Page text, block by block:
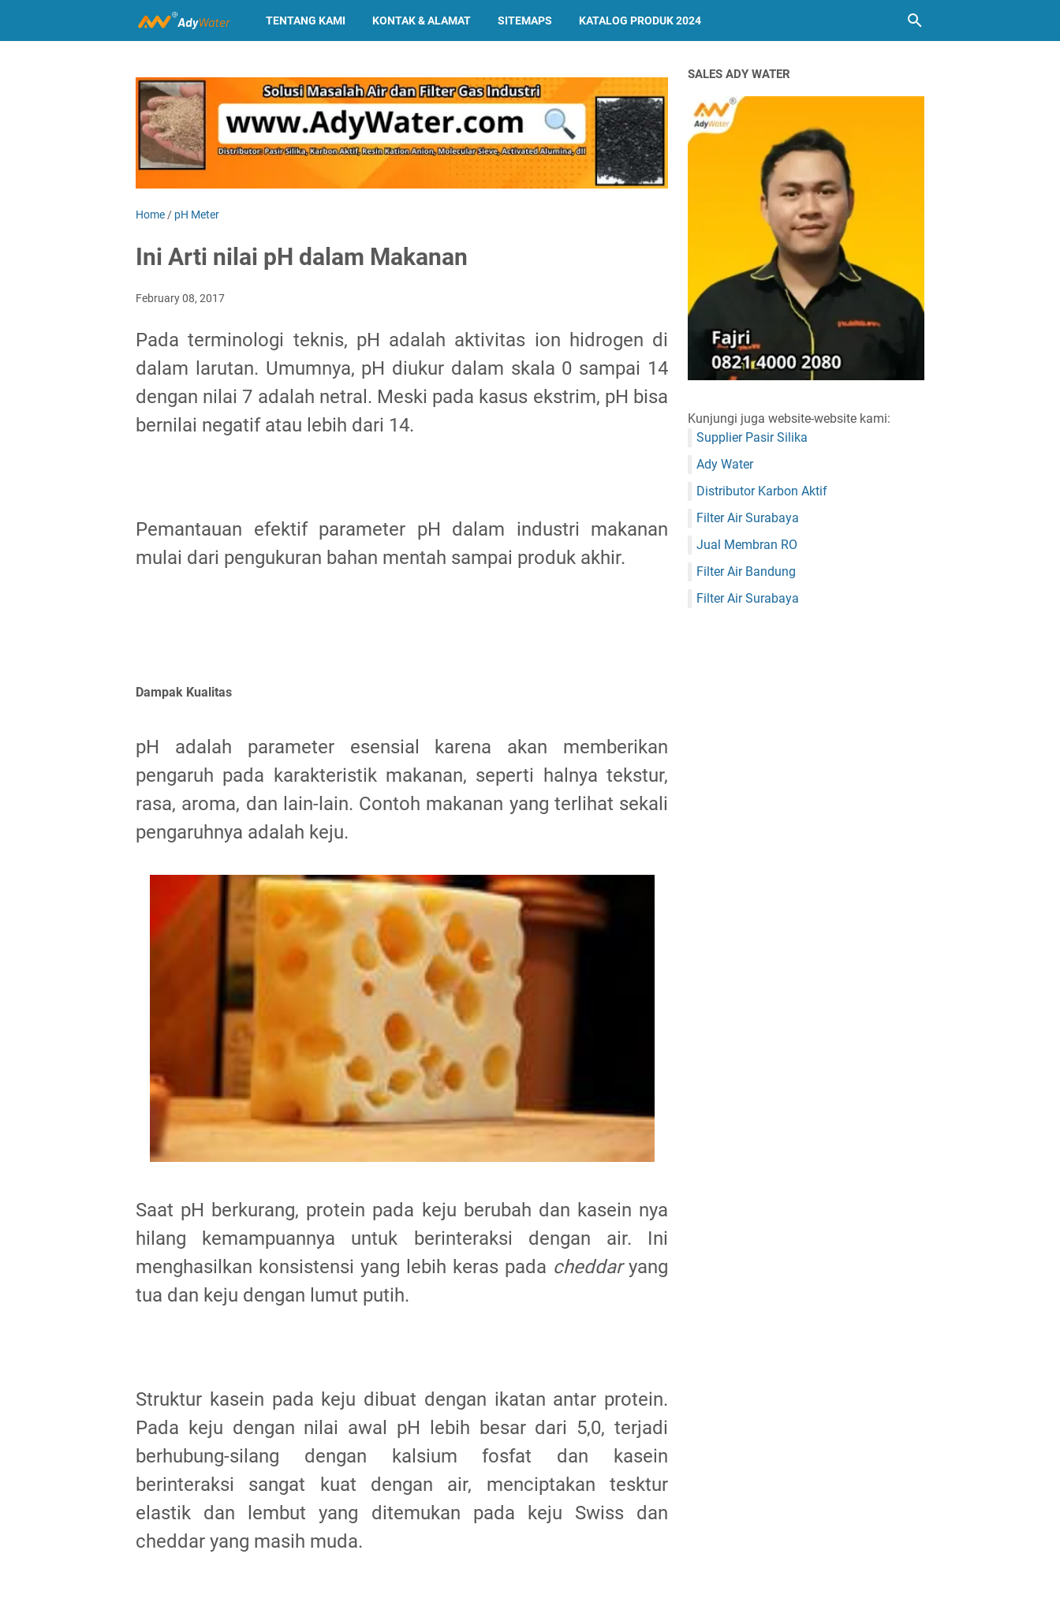
TENTANG KAMI KONTAK & ALAMAT SITEMAPS KATALOG PRODUK 2024
Home / pH Meter
Ini Arti nilai pH dalam Makanan
February 08, 2017
Pada terminologi teknis, pH adalah aktivitas ion hidrogen di
dalam larutan. Umumnya, pH diukur dalam skala 0 sampai 14
dengan nilai 7 adalah netral. Meski pada kasus ekstrim, pH bisa
bernilai negatif atau lebih dari 14.
Pemantauan efektif parameter pH dalam industri makanan
mulai dari pengukuran bahan mentah sampai produk akhir.
Dampak Kualitas
pH adalah parameter esensial karena akan memberikan
pengaruh pada karakteristik makanan, seperti halnya tekstur,
rasa, aroma, dan lain-lain. Contoh makanan yang terlihat sekali
pengaruhnya adalah keju.
Saat pH berkurang, protein pada keju berubah dan kasein nya
hilang kemampuannya untuk berinteraksi dengan air. Ini
menghasilkan konsistensi yang lebih keras pada cheddaryang
tua dan keju dengan lumut putih.
Struktur kasein pada keju dibuat dengan ikatan antar protein.
Pada keju dengan nilai awal pH lebih besar dari 5,0, terjadi
berhubung-silang dengan kalsium fosfat dan kasein
berinteraksi sangat kuat dengan air, menciptakan tesktur
elastik dan lembut yang ditemukan pada keju Swiss dan
cheddar yang masih muda.
SALES ADY WATER
Kunjungi juga website-website kami:
Supplier Pasir Silika
Ady Water
Distributor Karbon Aktif
Filter Air Surabaya
Jual Membran RO
Filter Air Bandung
Filter Air Surabaya